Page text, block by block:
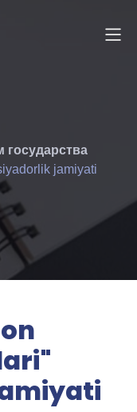
государства
jamiyati